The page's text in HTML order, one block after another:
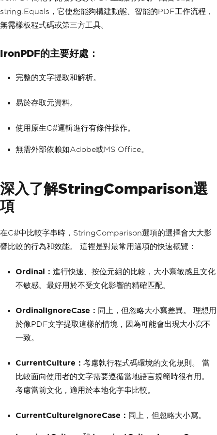
string.Equals，它使您能夠構建動態、智能的PDF工作流程，
無需樣板程式碼或第三方工具。
IronPDF的主要好處：
完整的文字提取和解析。
易於存取元資料。
使用原生C#邏輯進行有條件操作。
無需外部依賴如Adobe或MS Office。
深入了解StringComparison選
項
在C#中比較字串時，StringComparison選項的選擇會大大影
響比較的行為和效能。 這裡是對最常用選項的快速概覽：
Ordinal： 進行快速、按位元組的比較，大小寫敏感且文化
不敏感。最好用於不受文化影響的精確匹配。
OrdinalIgnoreCase： 同上，但忽略大小寫差異。 理想用
於像PDF文字提取這樣的情境，因為可能會出現大小寫不
一致。
CurrentCulture： 考慮執行程式碼環境的文化規則。 當
比較面向使用者的文字需要遵循當地語言規範時很有用。
考慮當前文化，適用於本地化字串比較。
CurrentCultureIgnoreCase： 同上，但忽略大小寫。